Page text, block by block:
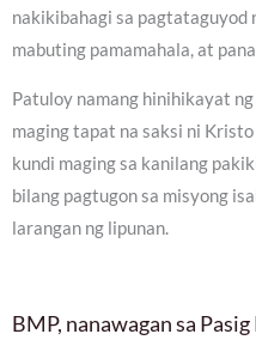
nakikibahagi sa pagtataguyod
mabuting pamamahala, at
Patuloy namang hinihikayat
maging tapat na saksi ni
kundi maging sa kanilang
bilang pagtugon sa misyong
larangan ng lipunan.
BMP, nanawagan sa